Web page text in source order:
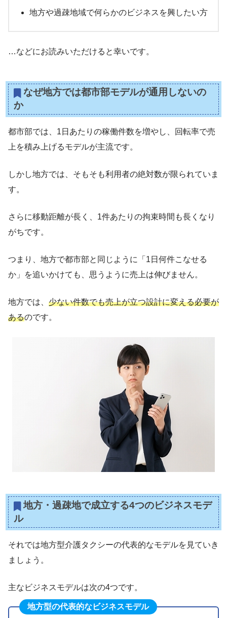
地方や過疎地域で何らかのビジネスを興したい方
…などにお読みいただけると幸いです。
なぜ地方では都市部モデルが通用しないの
か
都市部では、1日あたりの稼働件数を増やし、回転率で売
上を積み上げるモデルが主流です。
しかし地方では、そもそも利用者の絶対数が限られていま
す。
さらに移動距離が長く、1件あたりの拘束時間も長くなり
がちです。
つまり、地方で都市部と同じように「1日何件こなせる
か」を追いかけても、思うように売上は伸びません。
地方では、 少ない件数でも売上が立つ設計に変える必要が
あるのです。
地方・過疎地で成立する4つのビジネスモデ
ル
それでは地方型介護タクシーの代表的なモデルを見ていき
ましょう。
主なビジネスモデルは次の4つです。
地方型の代表的なビジネスモデル